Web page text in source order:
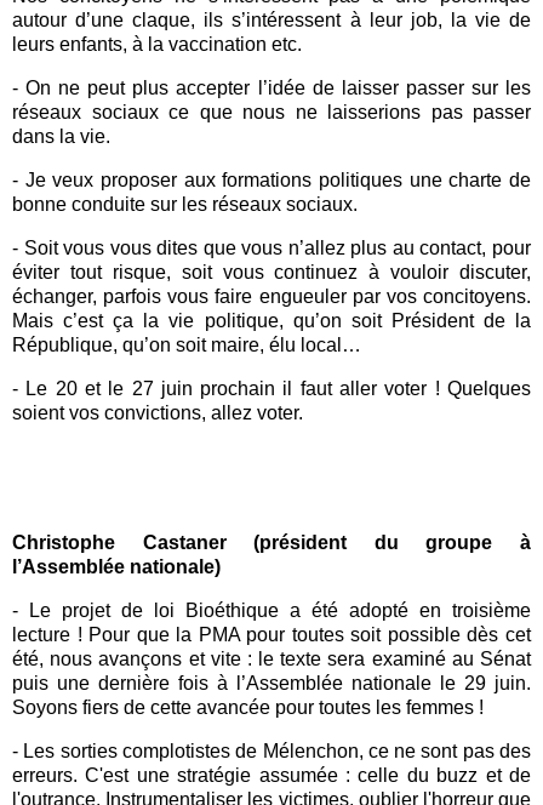
autour d’une claque, ils s’intéressent à leur job, la vie de
leurs enfants, à la vaccination etc.
- On ne peut plus accepter l’idée de laisser passer sur les
réseaux sociaux ce que nous ne laisserions pas passer
dans la vie.
- Je veux proposer aux formations politiques une charte de
bonne conduite sur les réseaux sociaux.
- Soit vous vous dites que vous n’allez plus au contact, pour
éviter tout risque, soit vous continuez à vouloir discuter,
échanger, parfois vous faire engueuler par vos concitoyens.
Mais c’est ça la vie politique, qu’on soit Président de la
République, qu’on soit maire, élu local…
- Le 20 et le 27 juin prochain il faut aller voter ! Quelques
soient vos convictions, allez voter.
Christophe Castaner(président du groupe à
l’Assemblée nationale)
- Le projet de loi Bioéthique a été adopté en troisième
lecture ! Pour que la PMA pour toutessoit possible dès cet
été, nous avançons et vite : le texte sera examiné au Sénat
puis une dernière fois à l’Assemblée nationale le 29 juin.
Soyons fiers de cette avancée pour toutes les femmes !
- Les sorties complotistes de Mélenchon, ce ne sont pas des
erreurs. C'est une stratégie assumée : celle du buzz et de
l'outrance. Instrumentaliser les victimes, oublier l'horreur que